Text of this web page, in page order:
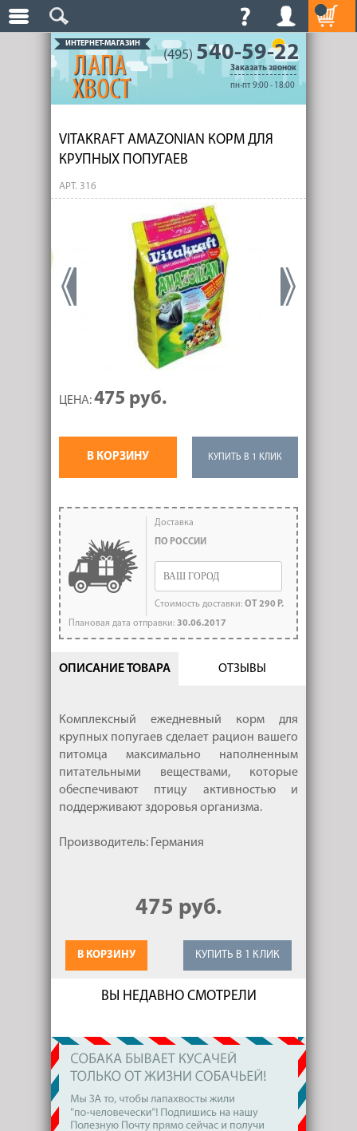
ИНТЕРНЕТ-МАГАЗИН
(495) 540-59-22
Заказать звонок
пн-пт 9:00 - 18:00
VITAKRAFT AMAZONIAN КОРМ ДЛЯ
КРУПНЫХ ПОПУГАЕВ
АРТ. 316
ЦЕНА:475 руб.
В КОРЗИНУ КУПИТЬ В 1 КЛИК
Доставка
ПО РОССИИ
Стоимость доставки: ОТ 290 Р.
Плановая дата отправки: 30.06.2017
ОПИСАНИЕ ТОВАРА ОТЗЫВЫ
Комплексный ежедневный корм для
крупных попугаев сделает рацион вашего
питомца максимально наполненным
питательными веществами, которые
обеспечивают птицу активностью и
поддерживают здоровья организма.
Производитель: Германия
475 руб.
В КОРЗИНУ КУПИТЬ В 1 КЛИК
ВЫ НЕДАВНО СМОТРЕЛИ